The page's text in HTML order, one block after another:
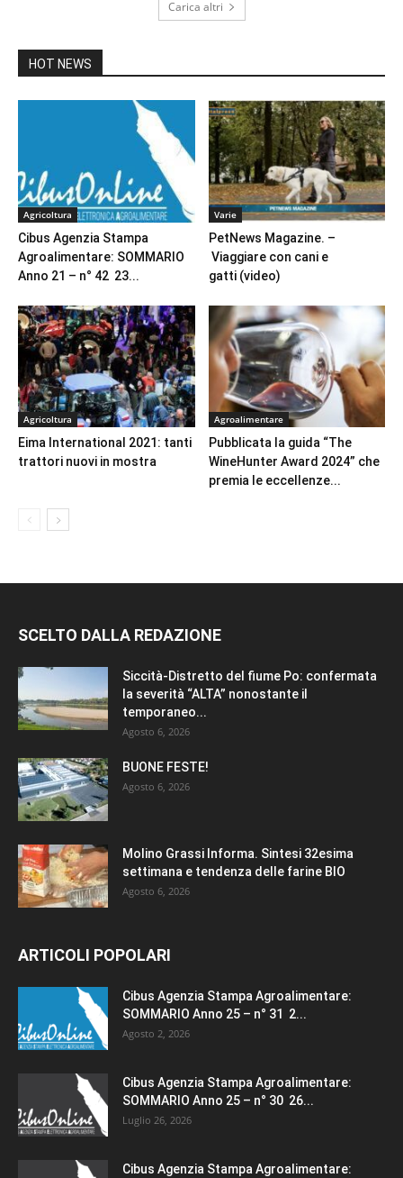
Carica altri
HOT NEWS
Agricoltura
Cibus Agenzia Stampa
Agroalimentare: SOMMARIO
Anno 21 – n° 42 23...
Varie
PetNews Magazine. –
Viaggiare con cani e
gatti (video)
Agricoltura
Eima International 2021: tanti
trattori nuovi in mostra
Agroalimentare
Pubblicata la guida “The
WineHunter Award 2024” che
premia le eccellenze...
SCELTO DALLA REDAZIONE
Siccità-Distretto del fiume Po: confermata
la severità “ALTA” nonostante il
temporaneo...
Agosto 6, 2026
BUONE FESTE!
Agosto 6, 2026
Molino Grassi Informa. Sintesi 32esima
settimana e tendenza delle farine BIO
Agosto 6, 2026
ARTICOLI POPOLARI
Cibus Agenzia Stampa Agroalimentare:
SOMMARIO Anno 25 – n° 31 2...
Agosto 2, 2026
Cibus Agenzia Stampa Agroalimentare:
SOMMARIO Anno 25 – n° 30 26...
Luglio 26, 2026
Cibus Agenzia Stampa Agroalimentare: